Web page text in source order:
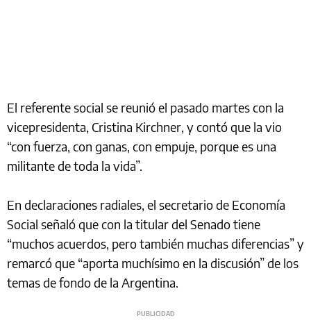
El referente social se reunió el pasado martes con la
vicepresidenta, Cristina Kirchner, y contó que la vio
“con fuerza, con ganas, con empuje, porque es una
militante de toda la vida”.
En declaraciones radiales, el secretario de Economía
Social señaló que con la titular del Senado tiene
“muchos acuerdos, pero también muchas diferencias” y
remarcó que “aporta muchísimo en la discusión” de los
temas de fondo de la Argentina.